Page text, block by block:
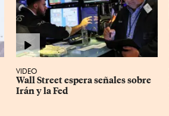
VIDEO
Wall Street espera señales sobre
Irán y la Fed